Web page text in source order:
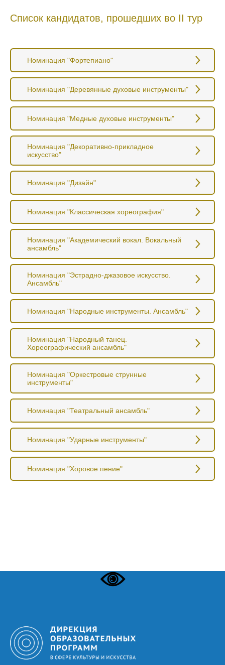
Список кандидатов, прошедших во II тур
Номинация "Фортепиано"
Номинация "Деревянные духовые инструменты"
Номинация "Медные духовые инструменты"
Номинация "Декоративно-прикладное
искусство"
Номинация "Дизайн"
Номинация "Классическая хореография"
Номинация "Академический вокал. Вокальный
ансамбль"
Номинация "Эстрадно-джазовое искусство.
Ансамбль"
Номинация "Народные инструменты. Ансамбль"
Номинация "Народный танец.
Хореографический ансамбль"
Номинация "Оркестровые струнные
инструменты"
Номинация "Театральный ансамбль"
Номинация "Ударные инструменты"
Номинация "Хоровое пение"